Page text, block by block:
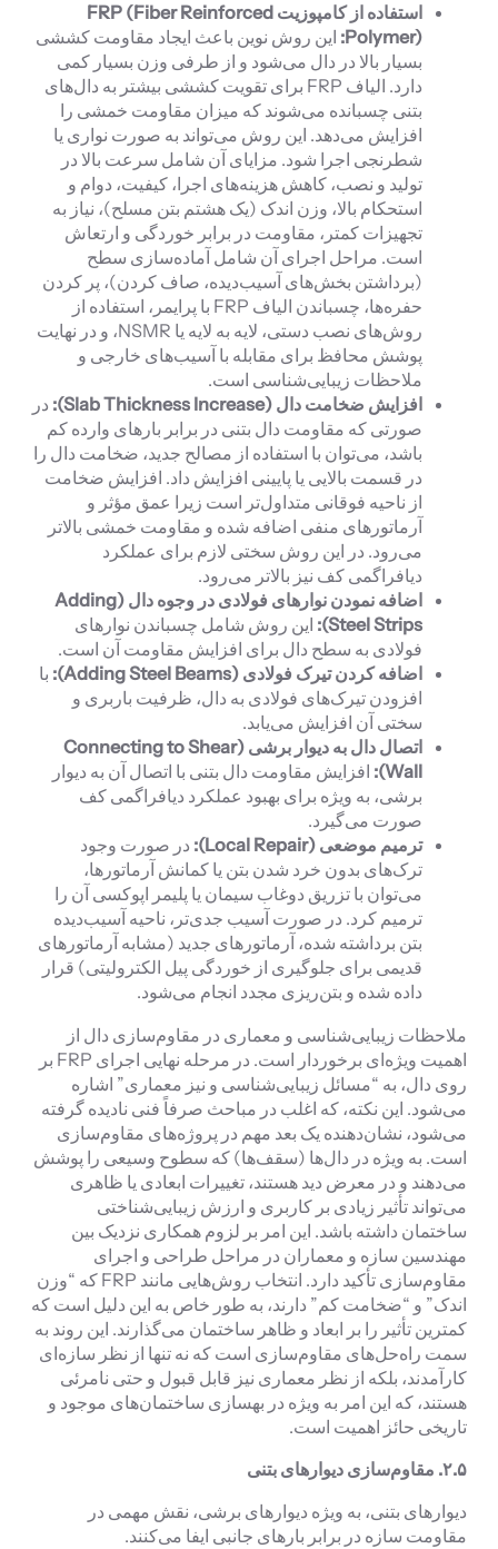
استفاده از کامپوزیت FRP (Fiber Reinforced
Polymer):
این روش نوین باعث ایجاد مقاومت کششی
بسیار بالا در دال می‌شود و از طرفی وزن بسیار کمی
دارد. الیاف FRP برای تقویت کششی بیشتر به دال‌های
بتنی چسبانده می‌شوند که میزان مقاومت خمشی را
افزایش می‌دهد. این روش می‌تواند به صورت نواری یا
شطرنجی اجرا شود. مزایای آن شامل سرعت بالا در
تولید و نصب، کاهش هزینه‌های اجرا، کیفیت، دوام و
استحکام بالا، وزن اندک (یک هشتم بتن مسلح)، نیاز به
تجهیزات کمتر، مقاومت در برابر خوردگی و ارتعاش
است. مراحل اجرای آن شامل آماده‌سازی سطح
(برداشتن بخش‌های آسیب‌دیده، صاف کردن)، پر کردن
حفره‌ها، چسباندن الیاف FRP با پرایمر، استفاده از
روش‌های نصب دستی، لایه به لایه یا NSMR، و در نهایت
پوشش محافظ برای مقابله با آسیب‌های خارجی و
ملاحظات زیبایی‌شناسی است.
افزایش ضخامت دال (Slab Thickness Increase
): در
صورتی که مقاومت دال بتنی در برابر بارهای وارده کم
باشد، می‌توان با استفاده از مصالح جدید، ضخامت دال را
در قسمت بالایی یا پایینی افزایش داد. افزایش ضخامت
از ناحیه فوقانی متداول‌تر است زیرا عمق مؤثر و
آرماتورهای منفی اضافه شده و مقاومت خمشی بالاتر
می‌رود. در این روش سختی لازم برای عملکرد
دیافراگمی کف نیز بالاتر می‌رود.
اضافه نمودن نوارهای فولادی در وجوه دال (Adding
Steel Strips
): این روش شامل چسباندن نوارهای
فولادی به سطح دال برای افزایش مقاومت آن است.
اضافه کردن تیرک فولادی (Adding Steel Beams
): با
افزودن تیرک‌های فولادی به دال، ظرفیت باربری و
سختی آن افزایش می‌یابد.
اتصال دال به دیوار برشی (Connecting to Shear
Wall
): افزایش مقاومت دال بتنی با اتصال آن به دیوار
برشی، به ویژه برای بهبود عملکرد دیافراگمی کف
صورت می‌گیرد.
ترمیم موضعی (Local Repair
): در صورت وجود
ترک‌های بدون خرد شدن بتن یا کمانش آرماتورها،
می‌توان با تزریق دوغاب سیمان یا پلیمر اپوکسی آن را
ترمیم کرد. در صورت آسیب جدی‌تر، ناحیه آسیب‌دیده
بتن برداشته شده، آرماتورهای جدید (مشابه آرماتورهای
قدیمی برای جلوگیری از خوردگی پیل الکترولیتی) قرار
داده شده و بتن‌ریزی مجدد انجام می‌شود.
ملاحظات زیبایی‌شناسی و معماری در مقاوم‌سازی دال از
اهمیت ویژه‌ای برخوردار است. در مرحله نهایی اجرای FRP بر
روی دال، به “مسائل زیبایی‌شناسی و نیز معماری” اشاره
می‌شود. این نکته، که اغلب در مباحث صرفاً فنی نادیده گرفته
می‌شود، نشان‌دهنده یک بعد مهم در پروژه‌های مقاوم‌سازی
است. به ویژه در دال‌ها (سقف‌ها) که سطوح وسیعی را پوشش
می‌دهند و در معرض دید هستند، تغییرات ابعادی یا ظاهری
می‌تواند تأثیر زیادی بر کاربری و ارزش زیبایی‌شناختی
ساختمان داشته باشد. این امر بر لزوم همکاری نزدیک بین
مهندسین سازه و معماران در مراحل طراحی و اجرای
مقاوم‌سازی تأکید دارد. انتخاب روش‌هایی مانند FRP که “وزن
اندک” و “ضخامت کم” دارند، به طور خاص به این دلیل است که
کمترین تأثیر را بر ابعاد و ظاهر ساختمان می‌گذارند. این روند به
سمت راه‌حل‌های مقاوم‌سازی است که نه تنها از نظر سازه‌ای
کارآمدند، بلکه از نظر معماری نیز قابل قبول و حتی نامرئی
هستند، که این امر به ویژه در بهسازی ساختمان‌های موجود و
تاریخی حائز اهمیت است.
۲.۵. مقاوم‌سازی دیوارهای بتنی
دیوارهای بتنی، به ویژه دیوارهای برشی، نقش مهمی در
مقاومت سازه در برابر بارهای جانبی ایفا می‌کنند.